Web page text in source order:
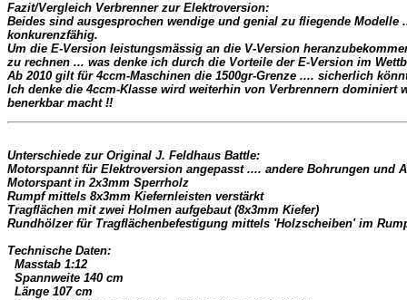
Fazit/Vergleich Verbrenner zur Elektroversion:
Beides sind ausgesprochen wendige und genial zu fliegende
konkurenzfähig.
Um die E-Version leistungsmässig an die V-Version
zu rechnen ... was denke ich durch die Vorteile der E-Version im
Ab 2010 gilt für 4ccm-Maschinen die 1500gr-Grenze .... sicherlich
Ich denke die 4ccm-Klasse wird weiterhin von Verbrennern
benerkbar macht !!
Unterschiede zur Original J. Feldhaus Battle:
Motorspannt für Elektroversion angepasst .... andere Bohrungen und
Motorspant in 2x3mm Sperrholz
Rumpf mittels 8x3mm Kiefernleisten verstärkt
Tragflächen mit zwei Holmen aufgebaut (8x3mm Kiefer)
Rundhölzer für Tragflächenbefestigung mittels 'Holzscheiben' im
Technische Daten:
  Masstab 1:12
  Spannweite 140 cm
  Länge 107 cm